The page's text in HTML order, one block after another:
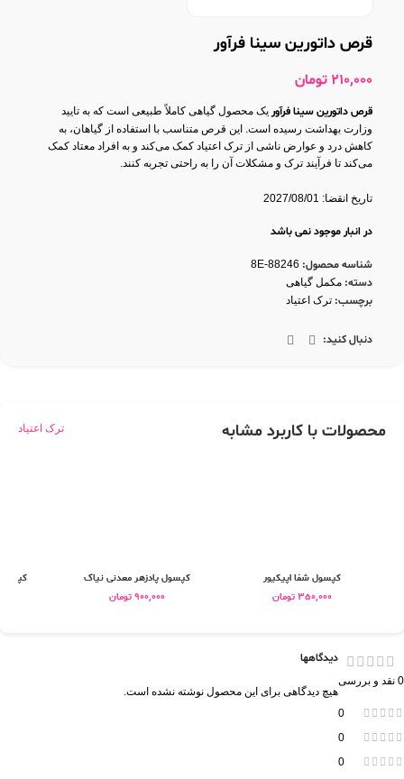
قرص داتورین سینا فرآور
210,000 تومان
قرص داتورین سینا فرآور یک محصول گیاهی کاملاً طبیعی است که به تایید
وزارت بهداشت رسیده است. این قرص متناسب با استفاده از گیاهان، به
کاهش درد و عوارض ناشی از ترک اعتیاد کمک می‌کند و به افراد معتاد کمک
می‌کند تا فرآیند ترک و مشکلات آن را به راحتی تجربه کنند.
تاریخ انقضا: 2027/08/01
در انبار موجود نمی باشد
شناسه محصول: 8E-88246
دسته: مکمل گیاهی
برچسب: ترک اعتیاد
دنبال کنید:
محصولات با کاربرد مشابه ترک اعتیاد
کپسول شفا اپیکیور
350,000 تومان
کپسول پادزهر معدنی نیاک
900,000 تومان
0 نقد و بررسی
0
0
0
دیدگاهها
هیچ دیدگاهی برای این محصول نوشته نشده است.